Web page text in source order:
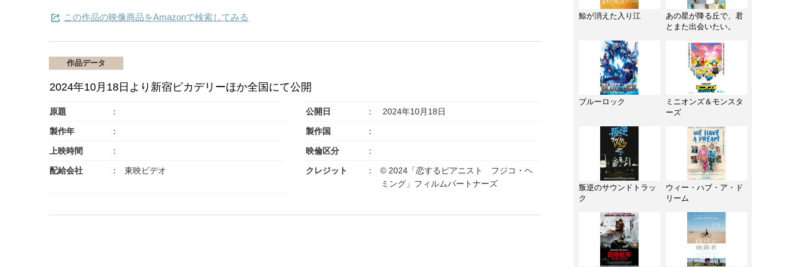
この作品の映像商品をAmazonで検索してみる
作品データ
2024年10月18日より新宿ピカデリーほか全国にて公開
原題 公開日 2024年10月18日
製作年 製作国
上映時間 映倫区分
配給会社 東映ビデオ クレジット
© 2024「恋するピアニスト フジコ・ヘ
ミング」フィルムパートナーズ
鯨が消えた入り江
あの星が降る丘で、君
とまた出会いたい。
ブルーロック
ミニオンズ＆モンスタ
ーズ
叛逆のサウンドトラッ
ク
ウィー・ハブ・ア・ド
リーム